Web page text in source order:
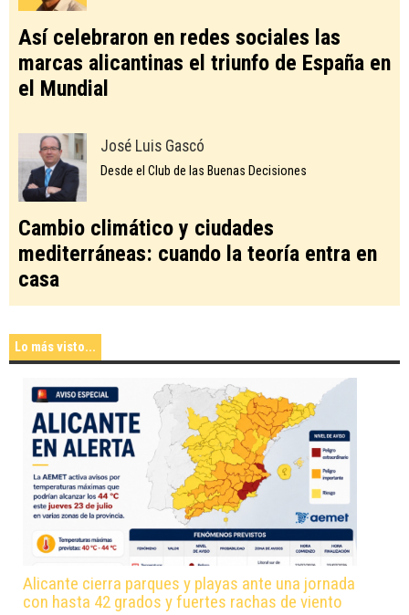
Así celebraron en redes sociales las
marcas alicantinas el triunfo de España en
el Mundial
José Luis Gascó
Desde el Club de las Buenas Decisiones
Cambio climático y ciudades
mediterráneas: cuando la teoría entra en
casa
Lo más visto...
Alicante cierra parques y playas ante una jornada
con hasta 42 grados y fuertes rachas de viento